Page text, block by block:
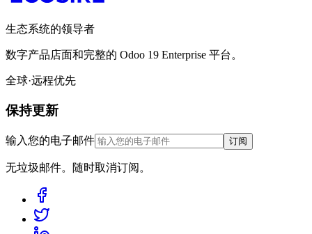
生态系统的领导者
数字产品店面和完整的 Odoo 19 Enterprise 平台。
全球·远程优先
保持更新
输入您的电子邮件 订阅
无垃圾邮件。随时取消订阅。